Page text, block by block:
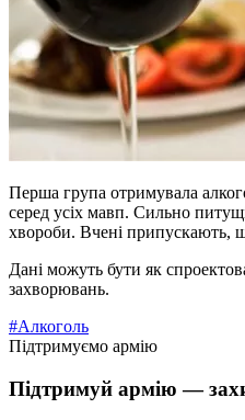
Перша група отримувала
серед усіх мавп. Сильно
хвороби. Вчені припускають,
Дані можуть бути як
захворювань.
#Алкоголь
Підтримуємо армію
Підтримуй армію —